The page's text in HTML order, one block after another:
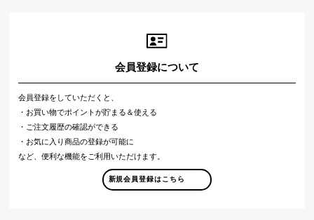
会員登録について
会員登録をしていただくと、
・お買い物でポイントが貯まる＆使える
・ご注文履歴の確認ができる
・お気に入り商品の登録が可能に
など、便利な機能をご利用いただけます。
新規会員登録はこちら